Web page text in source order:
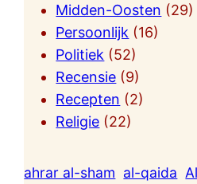
Midden-Oosten (29)
Persoonlijk (16)
Politiek (52)
Recensie (9)
Recepten (2)
Religie (22)
ahrar al-sham al-qaida